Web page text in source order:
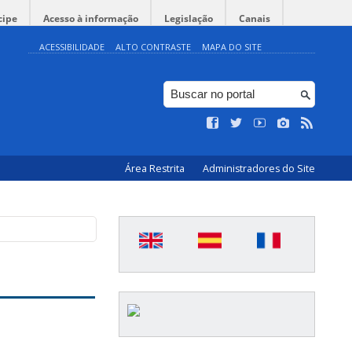
Acesso à informação Legislação Canais
ACESSIBILIDADE ALTO CONTRASTE MAPA DO SITE
Área Restrita Administradores do Site